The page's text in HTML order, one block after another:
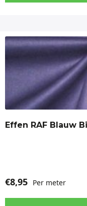
Effen RAF Blauw
€8,95 Per meter